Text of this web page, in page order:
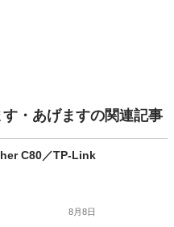
・あげますの関連記事
C80／TP-Link
8月8日